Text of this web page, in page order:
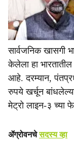
सार्वजनिक खासगी
केलेला हा
आहे. दरम्यान,
रुपये खर्चून
मेट्रो लाइन-३
ॲग्रोवनचेसदस्य व्हा